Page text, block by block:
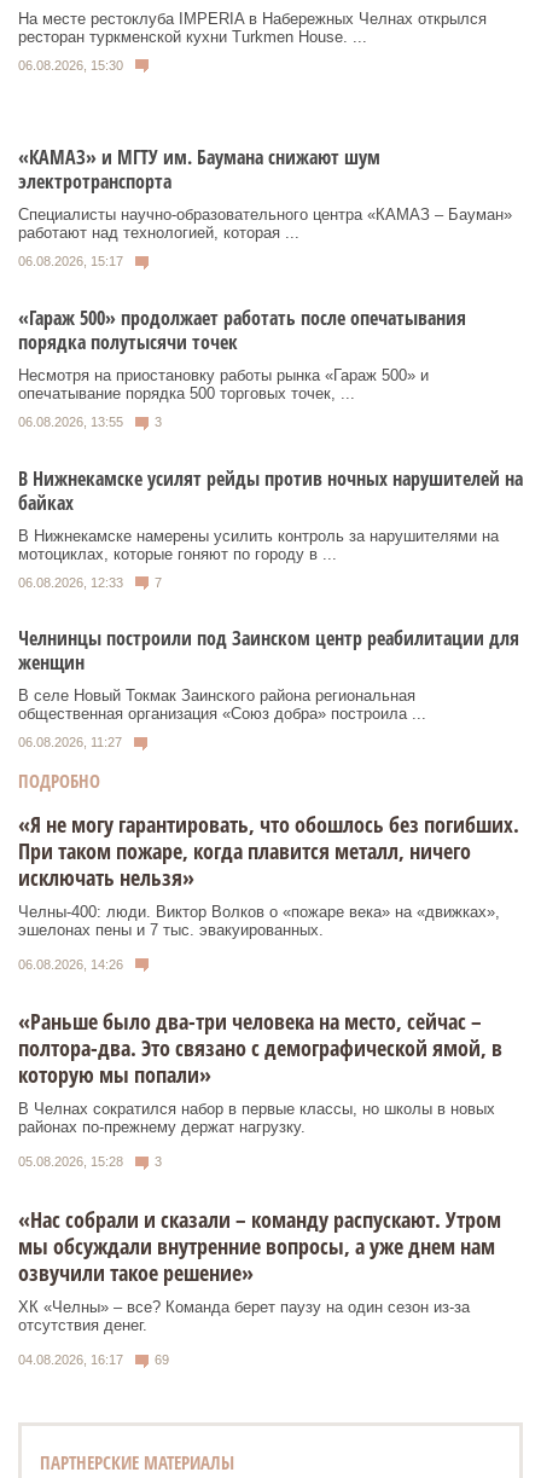
На месте рестоклуба IMPERIA в Набережных Челнах открылся
ресторан туркменской кухни Turkmen House. ...
06.08.2026, 15:30
«КАМАЗ» и МГТУ им. Баумана снижают шум
электротранспорта
Специалисты научно-образовательного центра «КАМАЗ – Бауман»
работают над технологией, которая ...
06.08.2026, 15:17
«Гараж 500» продолжает работать после опечатывания
порядка полутысячи точек
Несмотря на приостановку работы рынка «Гараж 500» и
опечатывание порядка 500 торговых точек, ...
06.08.2026, 13:55 3
В Нижнекамске усилят рейды против ночных нарушителей на
байках
В Нижнекамске намерены усилить контроль за нарушителями на
мотоциклах, которые гоняют по городу в ...
06.08.2026, 12:33 7
Челнинцы построили под Заинском центр реабилитации для
женщин
В селе Новый Токмак Заинского района региональная
общественная организация «Союз добра» построила ...
06.08.2026, 11:27
ПОДРОБНО
«Я не могу гарантировать, что обошлось без погибших.
При таком пожаре, когда плавится металл, ничего
исключать нельзя»
Челны-400: люди. Виктор Волков о «пожаре века» на «движках»,
эшелонах пены и 7 тыс. эвакуированных.
06.08.2026, 14:26
«Раньше было два-три человека на место, сейчас –
полтора-два. Это связано с демографической ямой, в
которую мы попали»
В Челнах сократился набор в первые классы, но школы в новых
районах по-прежнему держат нагрузку.
05.08.2026, 15:28 3
«Нас собрали и сказали – команду распускают. Утром
мы обсуждали внутренние вопросы, а уже днем нам
озвучили такое решение»
ХК «Челны» – все? Команда берет паузу на один сезон из-за
отсутствия денег.
04.08.2026, 16:17 69
ПАРТНЕРСКИЕ МАТЕРИАЛЫ